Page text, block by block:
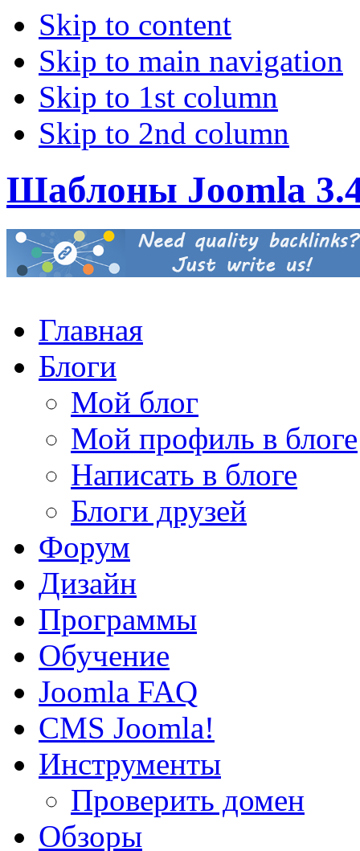
Skip to content
Skip to main navigation
Skip to 1st column
Skip to 2nd column
Шаблоны Joomla
Главная
Блоги
Мой блог
Мой профиль в блоге
Написать в блоге
Блоги друзей
Форум
Дизайн
Программы
Обучение
Joomla FAQ
CMS Joomla!
Инструменты
Проверить домен
Обзоры